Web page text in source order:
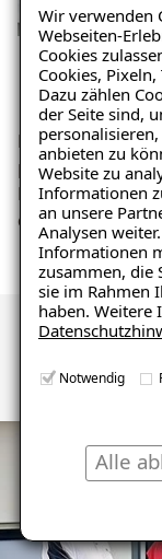
Wir verwenden
Webseiten-
Cookies
Cookies,
Dazu zählen
der Seite sind,
anbieten zu
Website zu
Informationen
an unsere
Analysen
Informationen
zusammen, die
sie im Rahmen
haben. Weitere
Notwendig
Alle
01
Ihre
Nehmen Sie zu
per Telefon oder
dann einen
Kunden